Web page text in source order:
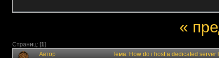
«
Страниц: [1]
Автор Тема: How do i host a dedicated